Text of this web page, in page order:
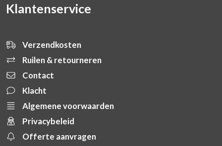
Klantenservice
Verzendkosten
Ruilen & retourneren
Contact
Klacht
Algemene voorwaarden
Privacybeleid
Offerte aanvragen